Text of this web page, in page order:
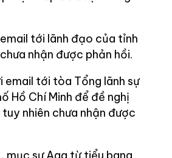
tới lãnh đạo của tỉnh
nhận được phản hồi.
email tới tòa Tổng lãnh sự
Hồ Chí Minh để đề nghị
nhiên chưa nhận được